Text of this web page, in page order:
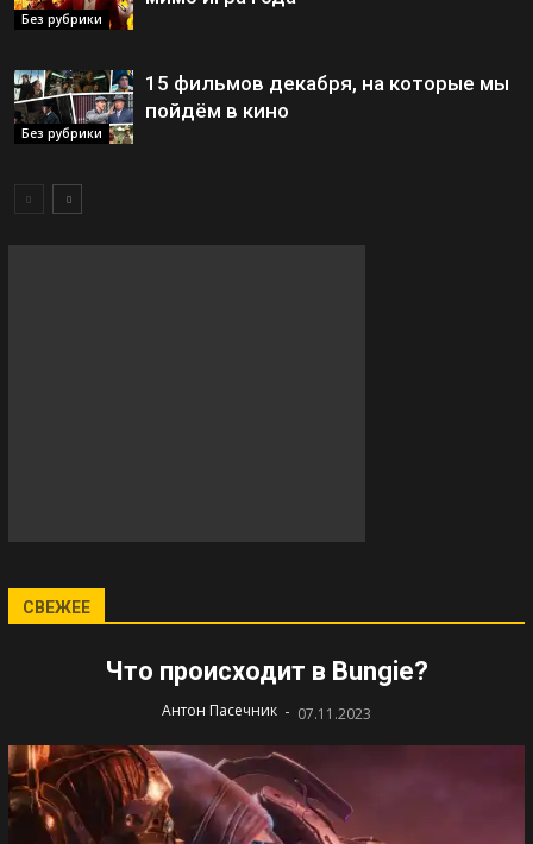
Без рубрики
Без рубрики
15 фильмов декабря, на которые мы
пойдём в кино
СВЕЖЕЕ
Что происходит в Bungie?
Антон Пасечник - 07.11.2023